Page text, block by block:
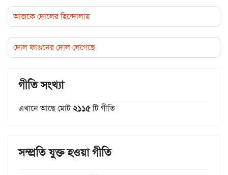
আজকে দোলের হিন্দোলায়
দোল ফাগুনের দোল লেগেছে
গীতি সংখ্যা
এখানে আছে মোট২১১৫টি গীতি
সম্প্রতি যুক্ত হওয়া গীতি